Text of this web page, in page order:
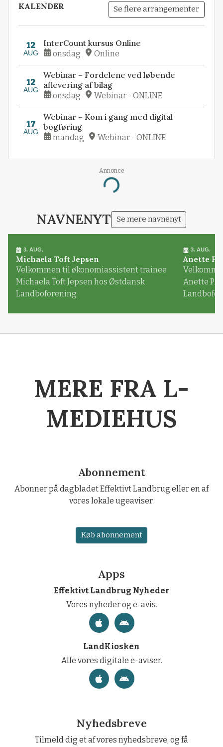
KALENDER Se flere arrangementer
12
AUG
InterCount kursus Online
onsdag Online
12
AUG
Webinar – Fordelene ved løbende
aflevering af bilag
onsdag Webinar - ONLINE
17
AUG
Webinar – Kom i gang med digital
bogføring
mandag Webinar - ONLINE
Annonce
Loading...
NAVNENYT Se mere navnenyt
3. AUG.
Michaela Toft Jepsen
Velkommen til økonomiassistent trainee
Michaela Toft Jepsen hos Østdansk
Landboforening
3. AUG.
Anette
Anette
MERE FRA L-
MEDIEHUS
Abonnement
Abonner på dagbladet Effektivt Landbrug eller en af
vores lokale ugeaviser.
Køb abonnement
Apps
Effektivt Landbrug Nyheder
Vores nyheder og e-avis.
LandKiosken
Alle vores digitale e-aviser.
Nyhedsbreve
Tilmeld dig et af vores nyhedsbreve, og få